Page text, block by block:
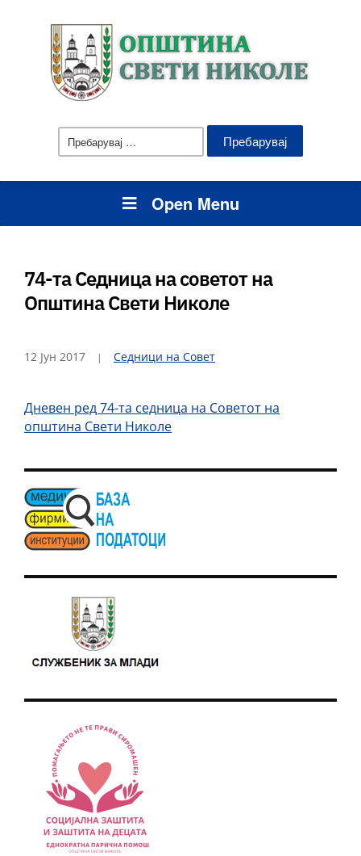
Пребарувај
за:
Open Menu
74-та Седница на советот на
Општина Свети Николе
12 Јун 2017 Седници на Совет
Дневен ред 74-та седница на Советот на
општина Свети Николе